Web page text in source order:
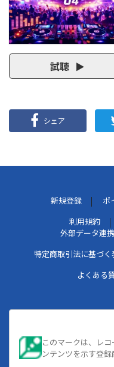
試聴
シェア
新規登録 ポ
利用規約
外部データ連
特定商取引法に基づく
よくある
このマークは、レ
ンテンツを示す登